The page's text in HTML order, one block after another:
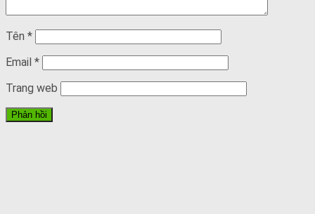
Tên *
Email *
Trang web